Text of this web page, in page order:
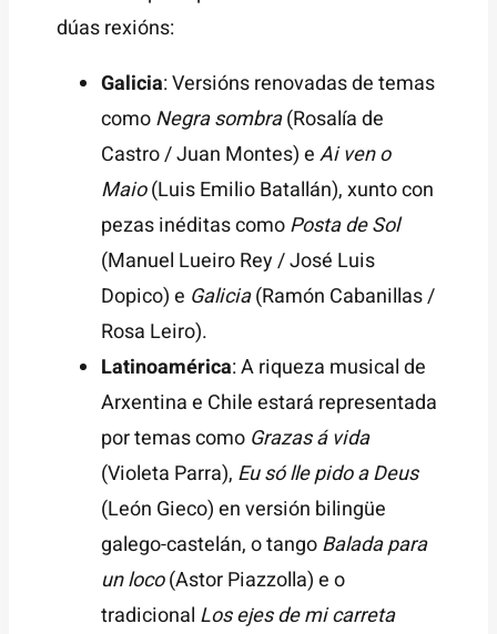
dúas rexións:
Galicia: Versións renovadas de temas
comoNegra sombra(Rosalía de
Castro / Juan Montes) eAi ven o
Maio(Luis Emilio Batallán), xunto con
pezas inéditas comoPosta de Sol
(Manuel Lueiro Rey / José Luis
Dopico) e Galicia(Ramón Cabanillas /
Rosa Leiro).
Latinoamérica: A riqueza musical de
Arxentina e Chile estará representada
por temas como Grazas á vida
(Violeta Parra), Eu só lle pido a Deus
(León Gieco) en versión bilingüe
galego-castelán, o tangoBalada para
un loco(Astor Piazzolla) e o
tradicional Los ejes de mi carreta